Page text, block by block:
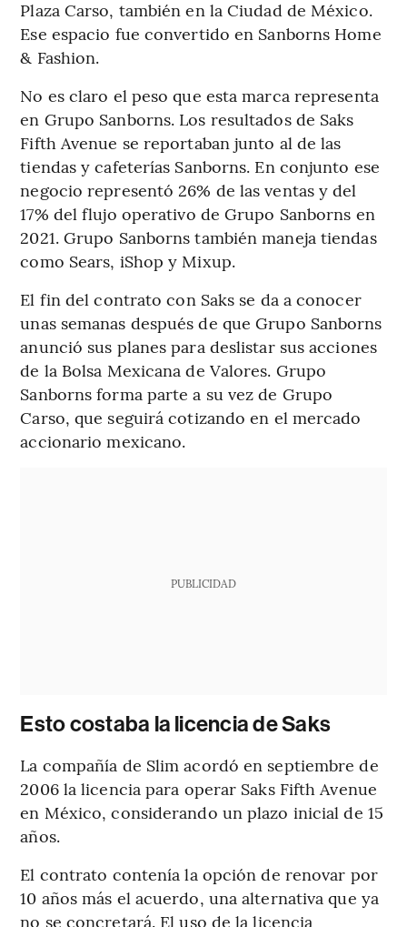
Plaza Carso, también en la Ciudad de México.
Ese espacio fue convertido en Sanborns Home
& Fashion.
No es claro el peso que esta marca representa
en Grupo Sanborns. Los resultados de Saks
Fifth Avenue se reportaban junto al de las
tiendas y cafeterías Sanborns. En conjunto ese
negocio representó 26% de las ventas y del
17% del flujo operativo de Grupo Sanborns en
2021. Grupo Sanborns también maneja tiendas
como Sears, iShop y Mixup.
El fin del contrato con Saks se da a conocer
unas semanas después de que Grupo Sanborns
anunció sus planes para deslistar sus acciones
de la Bolsa Mexicana de Valores. Grupo
Sanborns forma parte a su vez de Grupo
Carso, que seguirá cotizando en el mercado
accionario mexicano.
PUBLICIDAD
Esto costaba la licencia de Saks
La compañía de Slim acordó en septiembre de
2006 la licencia para operar Saks Fifth Avenue
en México, considerando un plazo inicial de 15
años.
El contrato contenía la opción de renovar por
10 años más el acuerdo, una alternativa que ya
no se concretará. El uso de la licencia